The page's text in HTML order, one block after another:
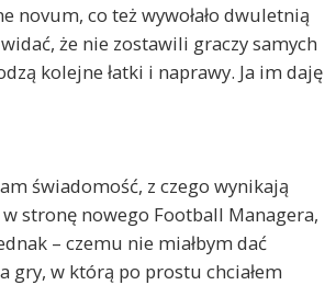
novum, co też wywołało dwuletnią
że nie zostawili graczy samych
kolejne łatki i naprawy. Ja im daję
świadomość, z czego wynikają
w stronę nowego Football Managera,
– czemu nie miałbym dać
gry, w którą po prostu chciałem